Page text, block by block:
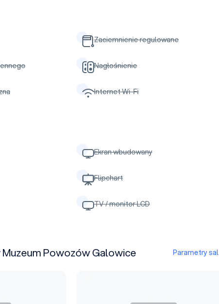
Zaciemnienie regulowane
Nagłośnienie
Internet Wi-Fi
Ekran wbudowany
Flipchart
TV / monitor LCD
Powozów Galowice Parametry sal